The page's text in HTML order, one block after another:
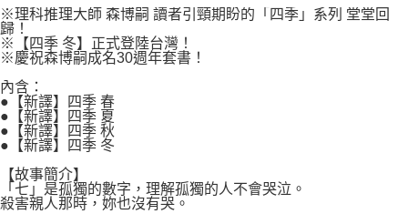
５．嚴禁一人註冊多個帳號或使用他人資訊註冊。若發現惡意使用之情形，
恩沛科技股份有限公司將有權停止該用戶之使用額度並採取法律行動。
※理科推理大師 森博嗣 讀者引頸期盼的「四季」系列 堂堂回
歸！
※【四季 冬】正式登陸台灣！
※慶祝森博嗣成名30週年套書！
內含：
●【新譯】四季 春
●【新譯】四季 夏
●【新譯】四季 秋
●【新譯】四季 冬
【故事簡介】
「七」是孤獨的數字，理解孤獨的人不會哭泣。
殺害親人那時，妳也沒有哭。